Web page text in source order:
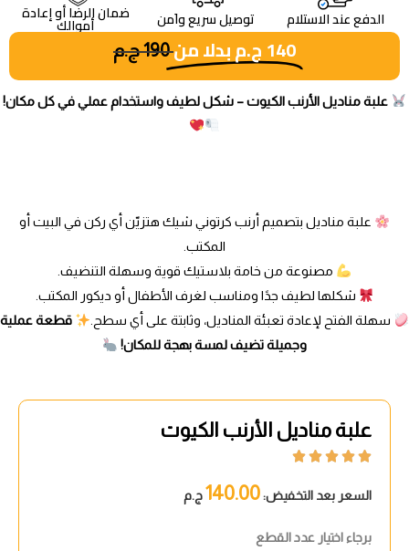
الدفع عند الاستلام توصيل سريع واَمن ضمان الرضا أو إعادة
أموالك
140ج.مبدلا من 190ج.م
علبة مناديل الأرنب الكيوت – شكل لطيف واستخدام عملي في كل مكان!
علبة مناديل بتصميم أرنب كرتوني شيك هتزيّن أي ركن في البيت أو
المكتب.
مصنوعة من خامة بلاستيك قوية وسهلة التنضيف.
شكلها لطيف جدًا ومناسب لغرف الأطفال أو ديكور المكتب.
سهلة الفتح لإعادة تعبئة المناديل، وثابتة على أي سطح.
قطعة عملية
وجميلة تضيف لمسة بهجة للمكان!
علبة مناديل الأرنب الكيوت





السعر بعد التخفيض:140.00ج.م
برجاء اختيار عدد القطع